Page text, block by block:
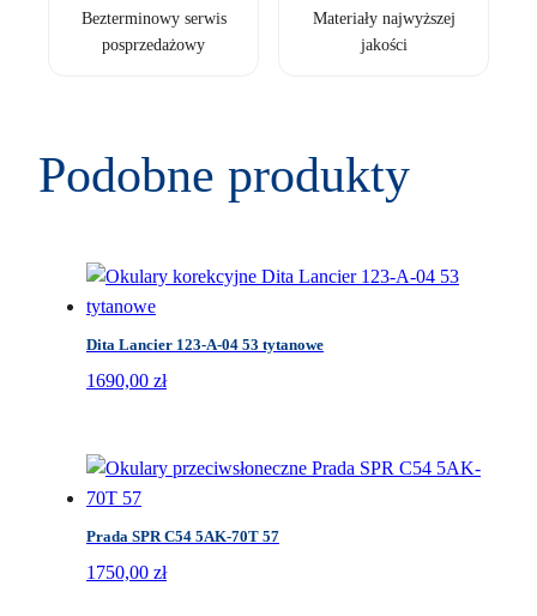
Bezterminowy serwis
posprzedażowy
Materiały najwyższej
jakości
Podobne produkty
Dita Lancier 123-A-04 53 tytanowe
1690,00 zł
Prada SPR C54 5AK-70T 57
1750,00 zł